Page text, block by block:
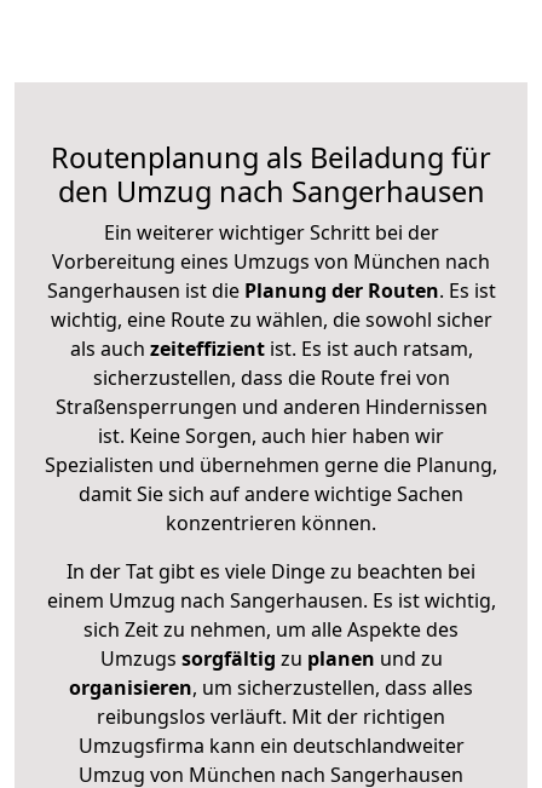
Routenplanung als Beiladung für
den Umzug nach Sangerhausen
Ein weiterer wichtiger Schritt bei der
Vorbereitung eines Umzugs von München nach
Sangerhausen ist diePlanung der Routen. Es ist
wichtig, eine Route zu wählen, die sowohl sicher
als auch zeiteffizientist. Es ist auch ratsam,
sicherzustellen, dass die Route frei von
Straßensperrungen und anderen Hindernissen
ist. Keine Sorgen, auch hier haben wir
Spezialisten und übernehmen gerne die Planung,
damit Sie sich auf andere wichtige Sachen
konzentrieren können.
In der Tat gibt es viele Dinge zu beachten bei
einem Umzug nach Sangerhausen. Es ist wichtig,
sich Zeit zu nehmen, um alle Aspekte des
Umzugs sorgfältig zu planen und zu
organisieren, um sicherzustellen, dass alles
reibungslos verläuft. Mit der richtigen
Umzugsfirma kann ein deutschlandweiter
Umzug von München nach Sangerhausen